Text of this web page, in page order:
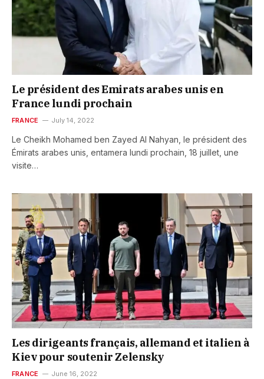
Le président des Emirats arabes unis en
France lundi prochain
FRANCE July 14, 2022
Le Cheikh Mohamed ben Zayed Al Nahyan, le président des
Émirats arabes unis, entamera lundi prochain, 18 juillet, une
visite…
Les dirigeants français, allemand et italien à
Kiev pour soutenir Zelensky
FRANCE June 16, 2022